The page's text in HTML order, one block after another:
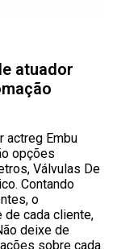
atuador
actreg Embu
opções
Válvulas De
Contando
o
de cada cliente,
deixe de
sobre cada